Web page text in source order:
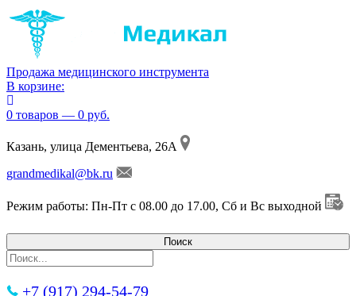
Продажа медицинского инструмента
В корзине:
0 товаров — 0 руб.
Казань, улица Дементьева, 26А
grandmedikal@bk.ru
Режим работы: Пн-Пт с 08.00 до 17.00, Сб и Вс выходной
+7 (917) 294-54-79